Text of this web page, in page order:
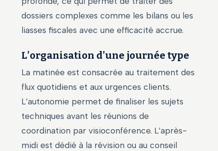
dossiers complexes comme les bilans ou les
liasses fiscales avec une efficacité accrue.
L’organisation d’une journée type
La matinée est consacrée au traitement des
flux quotidiens et aux urgences clients.
L’autonomie permet de finaliser les sujets
techniques avant les réunions de
coordination par visioconférence. L’après-
midi est dédié à la révision ou au conseil